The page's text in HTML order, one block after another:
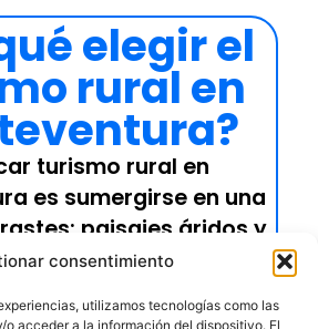
consentimiento
utilizamos tecnologías como las
acceder a la información del dispositivo. El
elegir el
rural en
turismo rural en
es sumergirse en una
paisajes áridos y
pequeños pueblos
y una vida rural que